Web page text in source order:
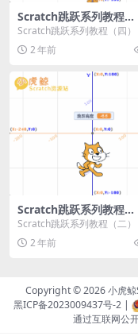
Scratch跳跃系列教程
（四）：精准着陆
Scratch跳跃系列教程（四）
着陆 作者：小虎鲸Scratch资
... 2 年前
Scratch跳跃系列教程
（二）：重力跳跃
Scratch跳跃系列教程（二）
跳跃 作者：小虎鲸Scratch资
按...2 年前
Copyright © 2026小虎
黑ICP备2023009437号-2|
通过互联网公